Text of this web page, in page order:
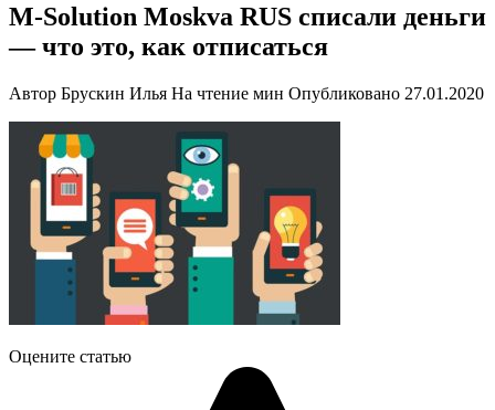
M-Solution Moskva RUS списали деньги
— что это, как отписаться
Автор Брускин Илья На чтение мин Опубликовано 27.01.2020
Оцените статью